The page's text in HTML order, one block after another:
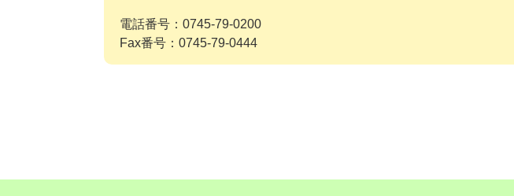
電話番号：0745-79-0200
Fax番号：0745-79-0444